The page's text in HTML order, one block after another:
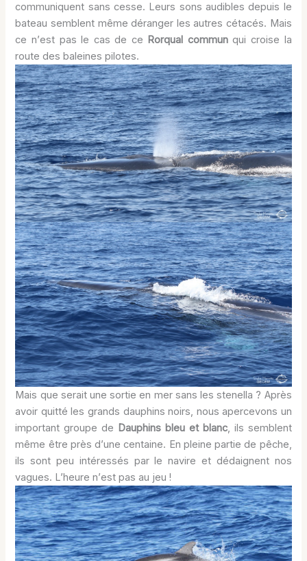
communiquent sans cesse. Leurs sons audibles depuis le
bateau semblent même déranger les autres cétacés. Mais
ce n’est pas le cas de ce Rorqual communqui croise la
route des baleines pilotes.
Mais que serait une sortie en mer sans les stenella ? Après
avoir quitté les grands dauphins noirs, nous apercevons un
important groupe de Dauphins bleu et blanc, ils semblent
même être près d’une centaine. En pleine partie de pêche,
ils sont peu intéressés par le navire et dédaignent nos
vagues. L’heure n’est pas au jeu !